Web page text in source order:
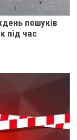
пошуків
під час